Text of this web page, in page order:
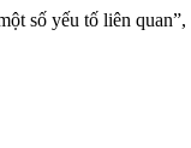
số yếu tố liên quan”,